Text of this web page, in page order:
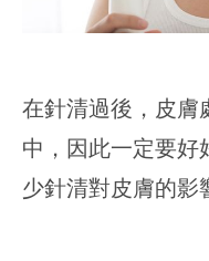
在針清過後，皮膚
中，因此一定要好
少針清對皮膚的影